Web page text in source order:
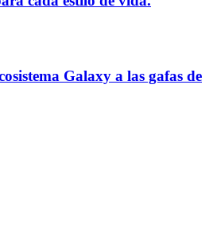
Galaxy a las gafas de